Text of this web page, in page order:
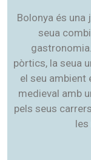
Bolonya és una
seua
pòrtics, la seua
el seu ambient
medieval amb
pels seus
les